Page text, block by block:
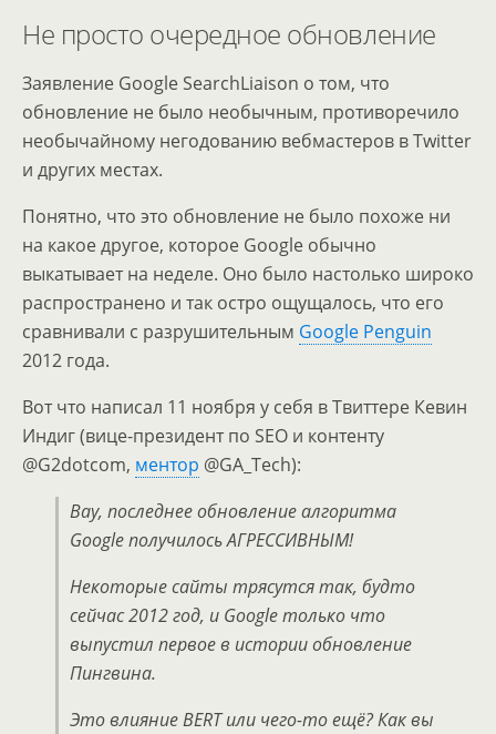
Не просто очередное обновление
Заявление Google SearchLiaison о том, что
обновление не было необычным, противоречило
необычайному негодованию вебмастеров в Twitter
и других местах.
Понятно, что это обновление не было похоже ни
на какое другое, которое Google обычно
выкатывает на неделе. Оно было настолько широко
распространено и так остро ощущалось, что его
сравнивали с разрушительным Google Penguin
2012 года.
Вот что написал 11 ноября у себя в Твиттере Кевин
Индиг (вице-президент по SEO и контенту
@G2dotcom, ментор @GA_Tech):
Вау, последнее обновление алгоритма
Google получилось АГРЕССИВНЫМ!
Некоторые сайты трясутся так, будто
сейчас 2012 год, и Google только что
выпустил первое в истории обновление
Пингвина.
Это влияние BERT или чего-то ещё? Как вы